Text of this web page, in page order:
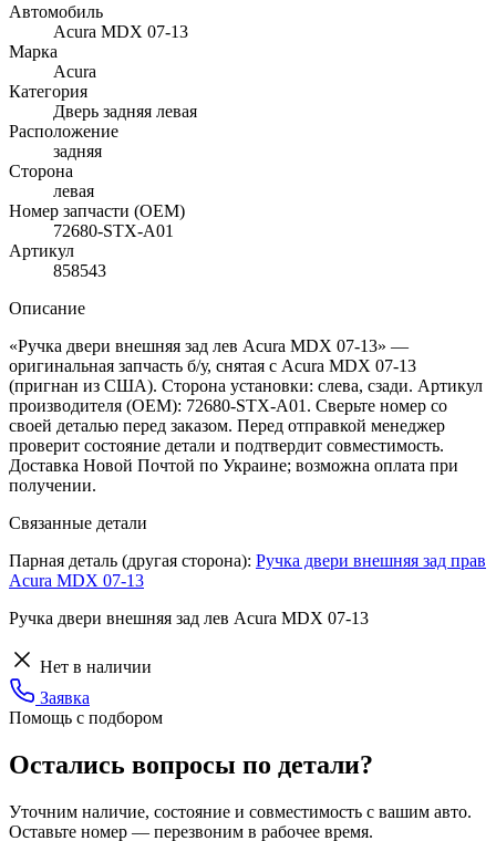
Автомобиль
Acura MDX 07-13
Марка
Acura
Категория
Дверь задняя левая
Расположение
задняя
Сторона
левая
Номер запчасти (OEM)
72680-STX-A01
Артикул
858543
Описание
«Ручка двери внешняя зад лев Acura MDX 07-13» —
оригинальная запчасть б/у, снятая с Acura MDX 07-13
(пригнан из США). Сторона установки: слева, сзади. Артикул
производителя (OEM): 72680-STX-A01. Сверьте номер со
своей деталью перед заказом. Перед отправкой менеджер
проверит состояние детали и подтвердит совместимость.
Доставка Новой Почтой по Украине; возможна оплата при
получении.
Связанные детали
Парная деталь (другая сторона): Ручка двери внешняя зад прав
Acura MDX 07-13
Ручка двери внешняя зад лев Acura MDX 07-13
Нет в наличии
Заявка
Помощь с подбором
Остались вопросы по детали?
Уточним наличие, состояние и совместимость с вашим авто.
Оставьте номер — перезвоним в рабочее время.